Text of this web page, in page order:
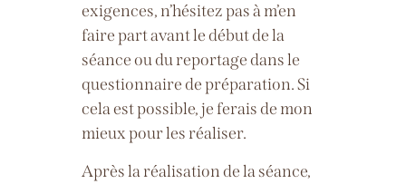
exigences, n’hésitez pas à m’en
faire part avant le début de la
séance ou du reportage dans le
questionnaire de préparation.Si
cela est possible, je ferais de mon
mieux pour les réaliser.
Après la réalisation de la séance,